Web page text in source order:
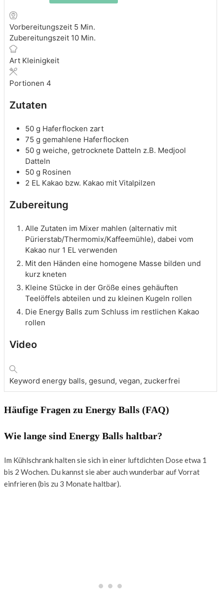
Vorbereitungszeit 5 Minuten
Min.
Zubereitungszeit 10Minuten
Min.
Art Kleinigkeit
Portionen 4
Zutaten
50 g Haferflocken zart
75 g gemahlene Haferflocken
50 g weiche, getrocknete Datteln z.B. Medjool
Datteln
50 g Rosinen
2 EL Kakao bzw. Kakao mit Vitalpilzen
Zubereitung
Alle Zutaten im Mixer mahlen (alternativ mit
Pürierstab/Thermomix/Kaffeemühle), dabei vom
Kakao nur 1 EL verwenden
Mit den Händen eine homogene Masse bilden und
kurz kneten
Kleine Stücke in der Größe eines gehäuften
Teelöffels abteilen und zu kleinen Kugeln rollen
Die Energy Balls zum Schluss im restlichen Kakao
rollen
Video
Keyword energy balls, gesund, vegan, zuckerfrei
Häufige Fragen zu Energy Balls (FAQ)
Wie lange sind Energy Balls haltbar?
Im Kühlschrank halten sie sich in einer luftdichten Dose etwa 1
bis 2 Wochen. Du kannst sie aber auch wunderbar auf Vorrat
einfrieren (bis zu 3 Monate haltbar).